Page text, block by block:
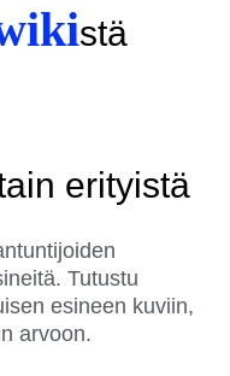
stä
erityistä
Tutustu
esineen kuviin,
arvoon.